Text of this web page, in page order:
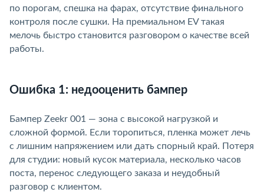
по порогам, спешка на фарах, отсутствие финального
контроля после сушки. На премиальном EV такая
мелочь быстро становится разговором о качестве всей
работы.
Ошибка 1: недооценить бампер
Бампер Zeekr 001 — зона с высокой нагрузкой и
сложной формой. Если торопиться, пленка может лечь
с лишним напряжением или дать спорный край. Потеря
для студии: новый кусок материала, несколько часо
поста, перенос следующего заказа и неудобный
разговор с клиентом.